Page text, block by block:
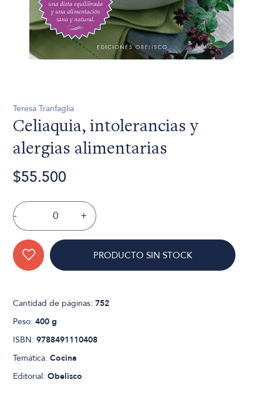
Teresa Tranfaglia
Celiaquia, intolerancias y
alergias alimentarias
$55.500
- +
PRODUCTO SIN STOCK
Cantidad de páginas:752
Peso:400 g
ISBN:9788491110408
Temática:Cocina
Editorial:Obelisco